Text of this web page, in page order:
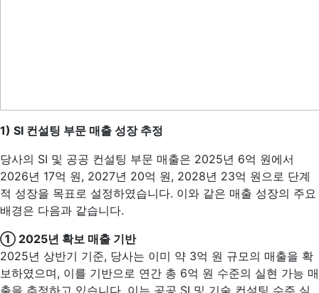
1) SI 컨설팅 부문 매출 성장 추정
당사의 SI 및 공공 컨설팅 부문 매출은 2025년 6억 원에서
2026년 17억 원, 2027년 20억 원, 2028년 23억 원으로 단계
적 성장을 목표로 설정하였습니다. 이와 같은 매출 성장의 주요
배경은 다음과 같습니다.
① 2025년 확보 매출 기반
2025년 상반기 기준, 당사는 이미 약 3억 원 규모의 매출을 확
보하였으며, 이를 기반으로 연간 총 6억 원 수준의 실현 가능 매
출을 추정하고 있습니다. 이는 공공 SI 및 기술 컨설팅 수주 실